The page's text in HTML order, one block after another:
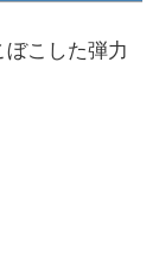
ぼこした弾力